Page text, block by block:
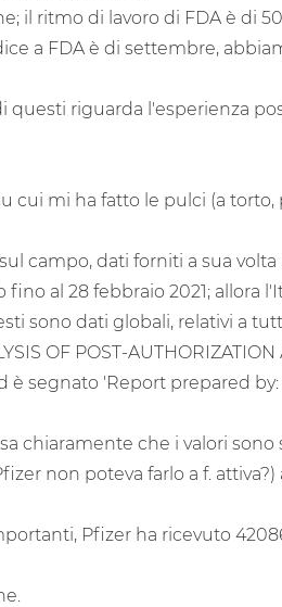
il ritmo di lavoro di FDA è di
a FDA è di settembre,
riguarda l'esperienza
cui mi ha fatto le pulci (a
campo, dati forniti a sua volta
al 28 febbraio 2021; allora
sono dati globali, relativi a
OF POST-
è segnato 'Report prepared
chiaramente che i valori
non poteva farlo a f.
Pfizer ha ricevuto